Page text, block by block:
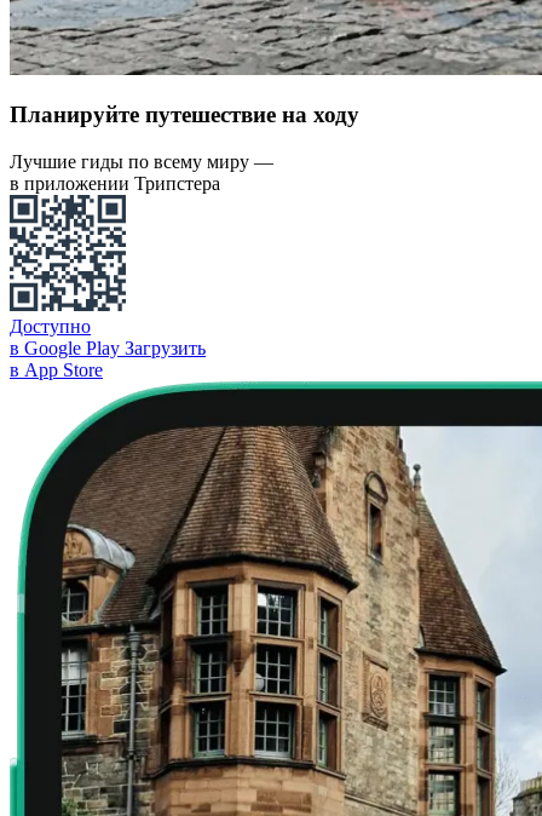
Планируйте путешествие на ходу
Лучшие гиды по всему миру —
в приложении Трипстера
Доступно
в Google Play Загрузить
в App Store